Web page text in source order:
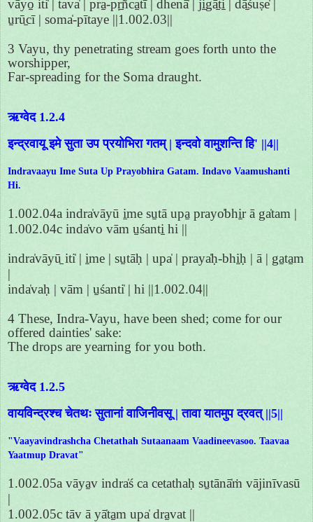
vāyo̱ iti̍ | tava̍ | pra̱-pṛ̱ñca̱tī | dhenā̍ | ji̱gā̱ti̱ | dā̱śuṣe̍ |
u̱rū̱cī | soma̍-pītaye ||1.002.03||
3 Vayu, thy penetrating stream goes forth unto the
worshipper,
Far-spreading for the Soma draught.
ऋग्वेद 1.2.4
इन्द्रवायू इमे सुता उप प्रयोभिरा गतम् | इन्दवो वामुशन्ति हि' ||4||
Indravaayu Ime Suta Up Prayobhira Gatam. Indavo Vaamushanti
Hi.
1.002.04a indra̍vāyū i̱me su̱tā upa̱ prayo̍bhi̱r ā ga̍tam |
1.002.04c inda̍vo vām u̱śanti̱ hi ||
indra̍vāyū̱ iti̍ | i̱me | su̱tāḥ | upa̍ | praya̍ḥ-bhi̱ḥ | ā | ga̱ta̱m
|
inda̍vaḥ | vām | u̱śanti̍ | hi ||1.002.04||
4 These, Indra-Vayu, have been shed; come for our
offered dainties' sake:
The drops are yearning for you both.
ऋग्वेद 1.2.5
वायविन्द्रश्च चेतथः सुतानां वाजिनीवसू | तावा यातमुप द्रवत् ||5||
"Vaayavindrashcha Chetathah Sutaanaam Vaadineevasoo. Taavaa
Yaatmup Dravat"
1.002.05a vāya̱v indra̍ś ca cetathaḥ su̱tānā̍ṁ vājinīvasū
|
1.002.05c tāv ā yā̍ta̱m upa̍ dra̱vat ||